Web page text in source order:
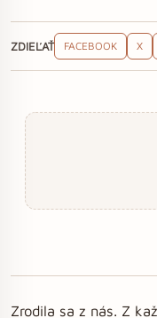
ZDIEĽAŤ FACEBOOK X
Zrodila sa z nás. Z